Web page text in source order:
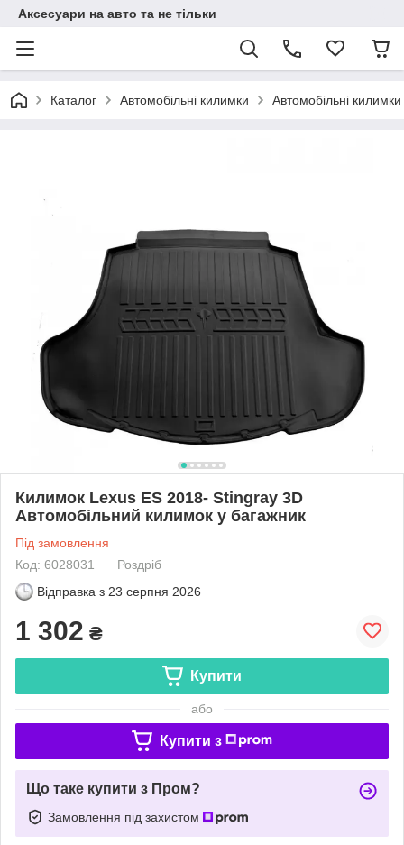
Аксесуари на авто та не тільки
Каталог Автомобільні килимки Автомобільні
Килимок Lexus ES 2018- Stingray 3D
Автомобільний килимок у багажник
Під замовлення
Код: 6028031
Роздріб
Відправка з 23 серпня 2026
1 302 ₴
Купити
або
Купити з
Що таке купити з Пром?
Замовлення під захистом